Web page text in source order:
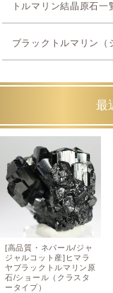
トルマリン結晶原石一
ブラックトルマリン（
最
[高品質・ネパール/ジャ
ジャルコット産]ヒマラ
ヤブラックトルマリン原
石/ショール（クラスタ
ータイプ）